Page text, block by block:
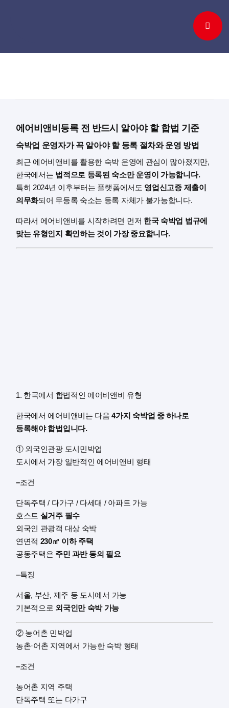
에어비앤비등록 전 반드시 알아야 할 합법 기준
숙박업 운영자가 꼭 알아야 할 등록 절차와 운영 방법
최근 에어비앤비를 활용한 숙박 운영에 관심이 많아졌지만,
한국에서는 법적으로 등록된 숙소만 운영이 가능합니다.
특히 2024년 이후부터는 플랫폼에서도 영업신고증 제출이
의무화되어 무등록 숙소는 등록 자체가 불가능합니다.
따라서 에어비앤비를 시작하려면 먼저 한국 숙박업 법규에
맞는 유형인지 확인하는 것이 가장 중요합니다.
1. 한국에서 합법적인 에어비앤비 유형
한국에서 에어비앤비는 다음4가지 숙박업 중 하나로
등록해야 합법입니다.
① 외국인관광 도시민박업
도시에서 가장 일반적인 에어비앤비 형태
–조건
단독주택 / 다가구 / 다세대 / 아파트 가능
호스트 실거주 필수
외국인 관광객 대상 숙박
연면적 230㎡ 이하 주택
공동주택은 주민 과반 동의 필요
–특징
서울, 부산, 제주 등 도시에서 가능
기본적으로 외국인만 숙박 가능
② 농어촌 민박업
농촌·어촌 지역에서 가능한 숙박 형태
–조건
농어촌 지역 주택
단독주택 또는 다가구